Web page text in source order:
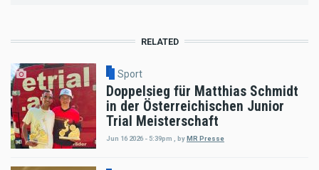
RELATED
Sport
Doppelsieg für Matthias Schmidt
in der Österreichischen Junior
Trial Meisterschaft
Jun 16 2026 - 5:39pm byMR Presse